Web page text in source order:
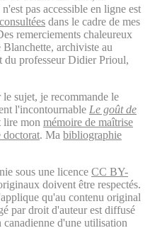
pas accessible en ligne est
dans le cadre de mes
remerciements chaleureux
archiviste au
du professeur Didier Prioul,
sujet, je recommande le
l'incontournable Le goût de
lire mon mémoire de maîtrise
doctorat. Ma bibliographie
sous une licence CC BY-
doivent être respectés.
qu'au contenu original
par droit d'auteur est diffusé
d'une utilisation